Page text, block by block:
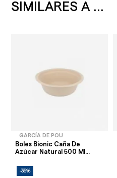
SIMILARES A ...
GARCÍA DE POU
Boles Bionic Caña De
Azúcar Natural 500 Ml...
-35%